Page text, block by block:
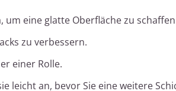
um eine glatte Oberfläche zu
zu verbessern.
einer Rolle.
leicht an, bevor Sie eine weitere